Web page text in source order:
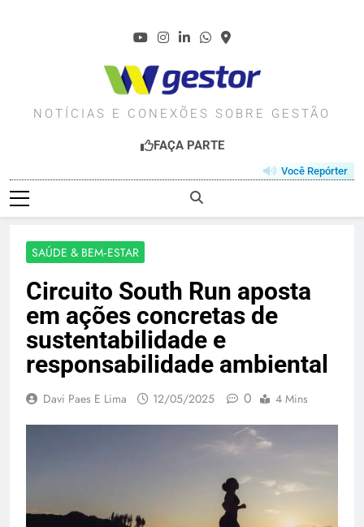
WGESTOR.COM.BR
NOTÍCIAS E CONEXÕES SOBRE GESTÃO
FAÇA PARTE
Você Repórter
SAÚDE & BEM‑ESTAR
Circuito South Run aposta
em ações concretas de
sustentabilidade e
responsabilidade ambiental
Davi Paes E Lima 12/05/2025 0 4 Mins